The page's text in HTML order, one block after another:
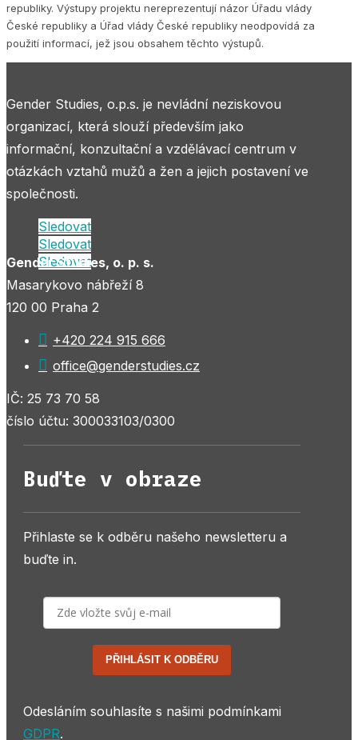
republiky. Výstupy projektu nereprezentují názor Úřadu vlády
České republiky a Úřad vlády České republiky neodpovídá za
použití informací, jež jsou obsahem těchto výstupů.
Gender Studies, o.p.s. je nevládní neziskovou
organizací, která slouží především jako
informační, konzultační a vzdělávací centrum v
otázkách vztahů mužů a žen a jejich postavení ve
společnosti.
Sledovat
Sledovat
Sledovat
Gender Studies, o. p. s.
Masarykovo nábřeží 8
120 00 Praha 2
 +420 224 915 666
 office@genderstudies.cz
IČ: 25 73 70 58
číslo účtu: 300033103/0300
Buďte v obraze
Přihlaste se k odběru našeho newsletteru a
buďte in.
PŘIHLÁSIT K ODBĚRU
Odesláním souhlasíte s našimi podmínkami
GDPR.